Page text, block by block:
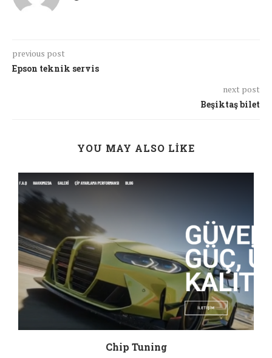
hem
sağlar.
Her
derinden
ilgilendiği
için
uzman
desteği
almak
büyük
previous post
Epson teknik servis
next post
Beşiktaş bilet
YOU MAY ALSO LIKE
Chip Tuning